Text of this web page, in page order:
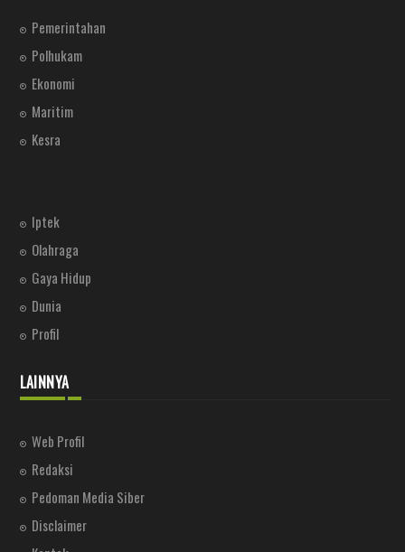
Pemerintahan
Polhukam
Ekonomi
Maritim
Kesra
Iptek
Olahraga
Gaya Hidup
Dunia
Profil
LAINNYA
Web Profil
Redaksi
Pedoman Media Siber
Disclaimer